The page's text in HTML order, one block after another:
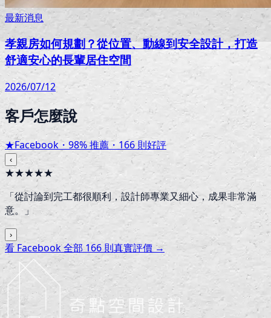
最新消息
孝親房如何規劃？從位置、動線到安全設計，打造
舒適安心的長輩居住空間
2026/07/12
客戶怎麼說
★Facebook・ 98% 推薦・ 166則好評
‹
★★★★★
「從討論到完工都很順利，設計師專業又細心，成果非常滿
意。 」
›
看 Facebook 全部166 則真實評價 →